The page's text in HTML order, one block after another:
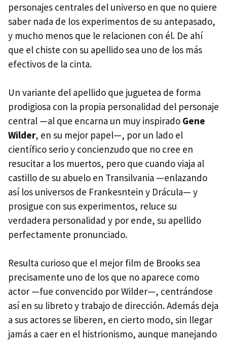
personajes centrales del universo en que no quiere
saber nada de los experimentos de su antepasado,
y mucho menos que le relacionen con él. De ahí
que el chiste con su apellido sea uno de los más
efectivos de la cinta.
Un variante del apellido que juguetea de forma
prodigiosa con la propia personalidad del personaje
central —al que encarna un muy inspirado Gene
Wilder, en su mejor papel—, por un lado el
científico serio y concienzudo que no cree en
resucitar a los muertos, pero que cuando viaja al
castillo de su abuelo en Transilvania —enlazando
así los universos de Frankesntein y Drácula— y
prosigue con sus experimentos, reluce su
verdadera personalidad y por ende, su apellido
perfectamente pronunciado.
Resulta curioso que el mejor film de Brooks sea
precisamente uno de los que no aparece como
actor —fue convencido por Wilder—, centrándose
así en su libreto y trabajo de dirección. Además deja
a sus actores se liberen, en cierto modo, sin llegar
jamás a caer en el histrionismo, aunque manejando